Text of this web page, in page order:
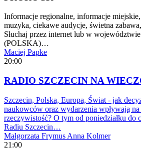
Informacje regionalne, informacje
muzyka, ciekawe audycje, świetna
Słuchaj przez internet lub w
(POLSKA)…
Maciej Papke
20:00
RADIO SZCZECIN NA
Szczecin, Polska, Europa, Świat - jak
naukowców oraz wydarzenia wpływają na
rzeczywistość? O tym od poniedziałku
Radiu Szczecin…
Małgorzata Frymus Anna Kolmer
21:00